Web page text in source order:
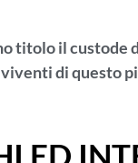
titolo il custode
di questo
ED